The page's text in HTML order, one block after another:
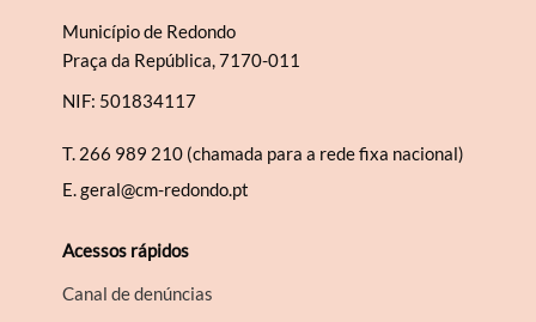
Município de Redondo
Praça da República, 7170-011
NIF: 501834117
T. 266 989 210 (chamada para a rede fixa nacional)
E.geral@cm-redondo.pt
Acessos rápidos
Canal de denúncias